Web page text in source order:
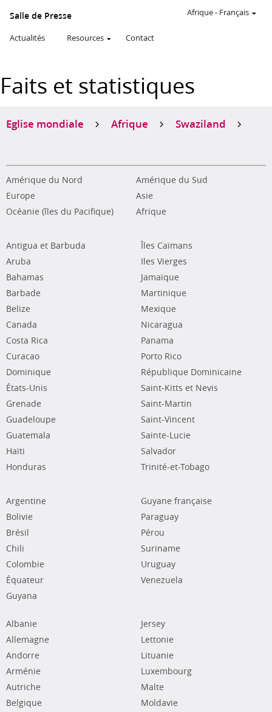
Salle de Presse
Actualités Resources Contact
Afrique- Français
Faits et statistiques
Eglise mondiale Afrique Swaziland
Amérique du Nord
Amérique du Sud
Europe
Asie
Océanie (îles du Pacifique)
Afrique
Antigua et Barbuda
Aruba
Bahamas
Barbade
Belize
Canada
Costa Rica
Curacao
Dominique
États-Unis
Grenade
Guadeloupe
Guatemala
Haïti
Honduras
Îles Caïmans
Iles Vierges
Jamaïque
Martinique
Mexique
Nicaragua
Panama
Porto Rico
République Dominicaine
Saint-Kitts et Nevis
Saint-Martin
Saint-Vincent
Sainte-Lucie
Salvador
Trinité-et-Tobago
Argentine
Bolivie
Brésil
Chili
Colombie
Équateur
Guyana
Guyane française
Paraguay
Pérou
Suriname
Uruguay
Venezuela
Albanie
Allemagne
Andorre
Arménie
Autriche
Belgique
Jersey
Lettonie
Lituanie
Luxembourg
Malte
Moldavie